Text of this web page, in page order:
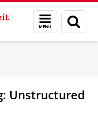
Menu
en
zoeken
Management &
Unstructured